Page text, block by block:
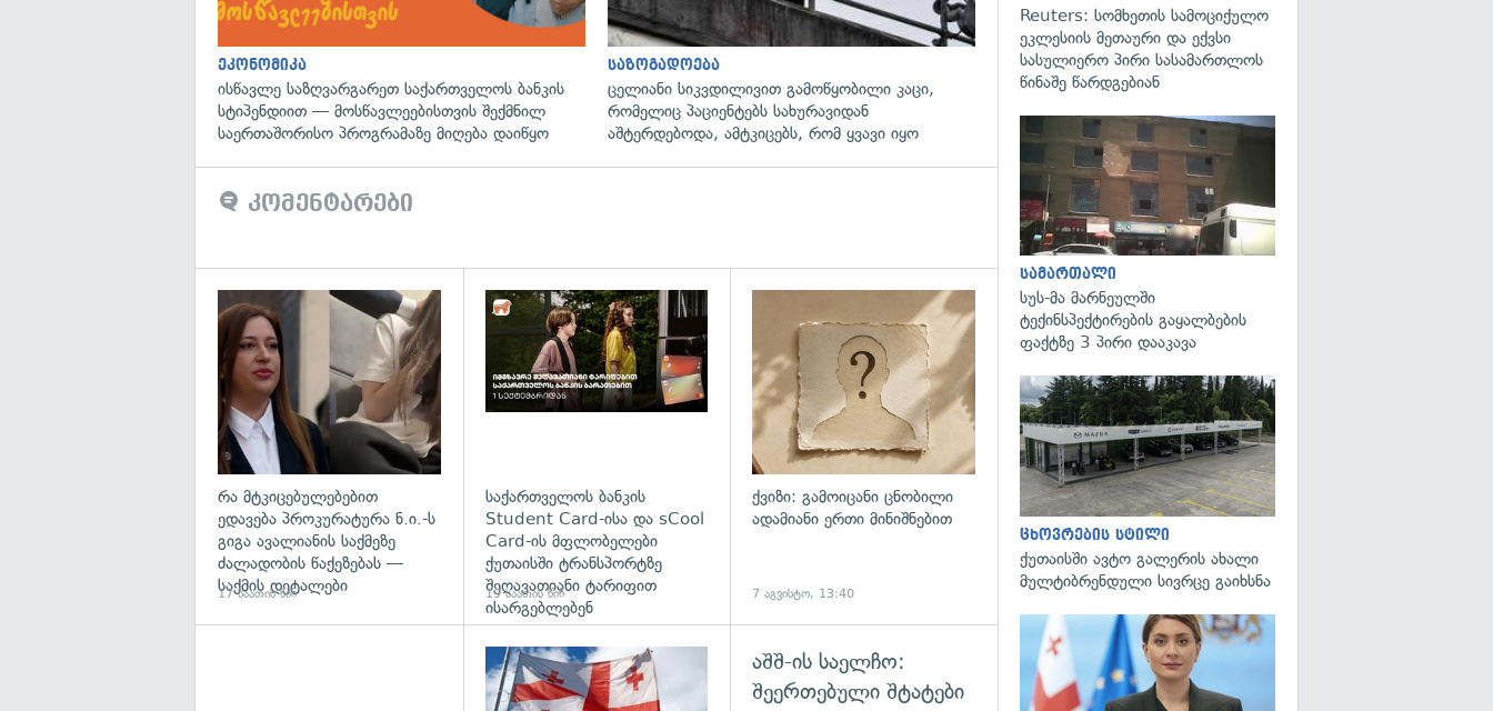
ეკონომიკა
ისწავლე საზღვარგარეთ საქართველოს ბანკის
სტიპენდიით — მოსწავლეებისთვის შექმნილ
საერთაშორისო პროგრამაზე მიღება დაიწყო
საზოგადოება
ცელიანი სიკვდილივით გამოწყობილი კაცი,
რომელიც პაციენტებს სახურავიდან
აშტერდებოდა, ამტკიცებს, რომ ყვავი იყო
კომენტარები
გადახედვა
რა მტკიცებულებებით
ედავება პროკურატურა ნ.ი.-ს
გიგა ავალიანის საქმეზე
ძალადობის წაქეზებას —
საქმის დეტალები
17 საათის წინ
საქართველოს ბანკის
Student Card-ისა და sCool
Card-ის მფლობელები
ქუთაისში ტრანსპორტზე
შეღავათიანი ტარიფით
ისარგებლებენ
19 საათის წინ
ქვიზი: გამოიცანი ცნობილი
ადამიანი ერთი მინიშნებით
7 აგვისტო, 13:40
გადახედვა
აშშ-ის საელჩო:
შეერთებული შტატები
Reuters: სომხეთის სამოციქულო
ეკლესიის მეთაური და ექვსი
სასულიერო პირი სასამართლოს
წინაშე წარდგებიან
სამართალი
სუს-მა მარნეულში
ტექინსპექტირების გაყალბების
ფაქტზე 3 პირი დააკავა
ცხოვრების სტილი
ქუთაისში ავტო გალერის ახალი
მულტიბრენდული სივრცე გაიხსნა